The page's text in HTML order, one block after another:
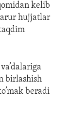
kelib
hujjatlar
birlashish
beradi